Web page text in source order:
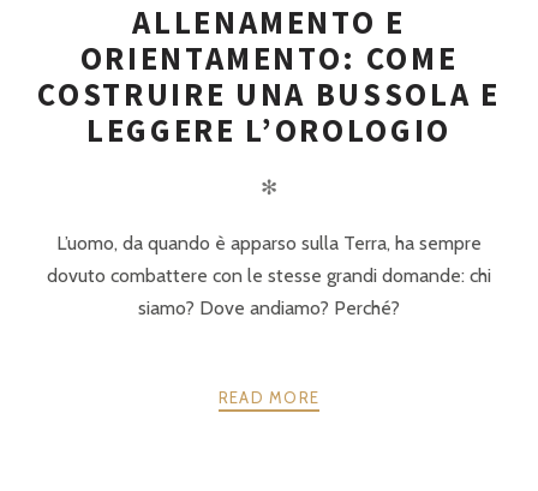
ALLENAMENTO E
ORIENTAMENTO: COME
COSTRUIRE UNA BUSSOLA E
LEGGERE L’OROLOGIO
✻
L’uomo, da quando è apparso sulla Terra, ha sempre
dovuto combattere con le stesse grandi domande: chi
siamo? Dove andiamo? Perché?
READ MORE